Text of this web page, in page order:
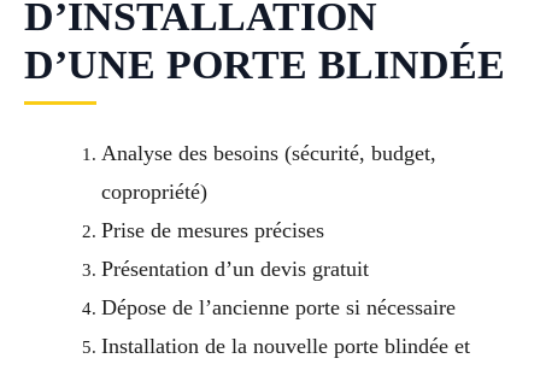
D’INSTALLATION
D’UNE PORTE BLINDÉE
Analyse des besoins (sécurité, budget,
copropriété)
Prise de mesures précises
Présentation d’un devis gratuit
Dépose de l’ancienne porte si nécessaire
Installation de la nouvelle porte blindée et